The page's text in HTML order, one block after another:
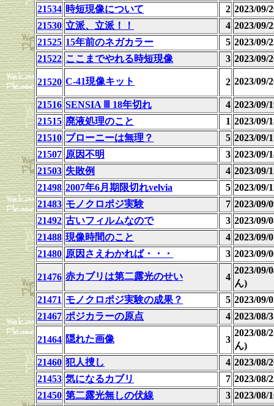
21534 時短現像について 2 2023/09/
21530 立派、立派！！ 4 2023/09/
21525 15年前のネガカラー 5 2023/09/
21522 ここまでやれる時短現像 3 2023/09/
21520 C-41現像キット 2 2023/09/
21516 SENSIA Ⅲ 18年切れ 4 2023/09/
21515 廃液処理のこと 1 2023/09/
21510 ブローニーは無理？ 5 2023/09/
21507 原因不明 3 2023/09/
21503 失敗例 4 2023/09/
21498 2007年6月期限切れvelvia 5 2023/09/
21483 モノクロポジ実験 7 2023/09/
21492 古いフィルムなので 3 2023/09/
21488 現像時間のこと 4 2023/09/
21480 原因さえわかれば・・・ 3 2023/09/
21476 赤カブリは第二露光のせい 4
2023/09/
ん)
21471 モノクロポジ実験の成果？ 5 2023/09/
21467 ポジカラーの原点 4 2023/08/
21464 隠れた画像 3
2023/08/
ん)
21460 犯人捜し 4 2023/08/
21453 気になるカブリ 7 2023/08/
21450 第二露光無しの伏線 3 2023/08/